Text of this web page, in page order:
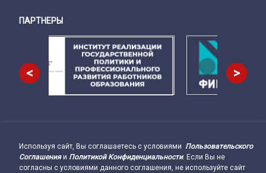
Снизу
ПАРТНЕРЫ
< >
Подвал сайта → влево
Используя сайт, Вы соглашаетесь с условиями Пользовательского
Соглашенияи Политикой Конфиденциальности. Если Вы не
согласны с условиями данного соглашения, не используйте сайт